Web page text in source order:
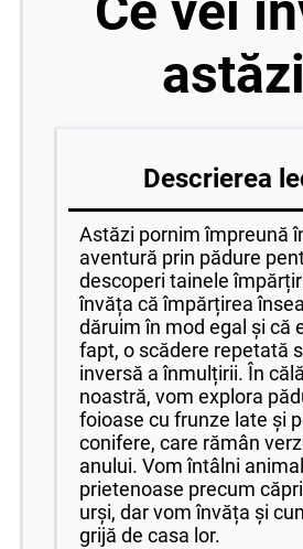
Descrierea
Astăzi pornim împreună
aventură prin pădure
descoperi tainele
învăța că împărțirea
dăruim în mod egal și că
fapt, o scădere repetată
inversă a înmulțirii. În
noastră, vom explora
foioase cu frunze late și
conifere, care rămân
anului. Vom întâlni
prietenoase precum
urși, dar vom învăța și
grijă de casa lor.